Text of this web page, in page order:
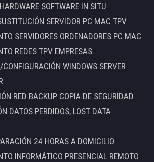
SOFTWARE IN SITU
SERVIDOR PC MAC TPV
SERVIDORES ORDENADORES PC MAC
REDES TPV EMPRESAS
WINDOWS SERVER
RED BACKUP COPIA DE SEGURIDAD
DATOS PERDIDOS, LOST DATA
24 HORAS A DOMICILIO
INFORMÁTICO PRESENCIAL REMOTO